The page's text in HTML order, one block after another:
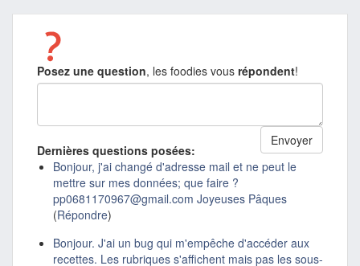
Posez une question, les foodies vous répondent!
Dernières questions posées:
Bonjour, j'ai changé d'adresse mail et ne peut le
mettre sur mes données; que faire ?
pp0681170967@gmail.com Joyeuses Pâques
(Répondre)
Bonjour. J'ai un bug qui m'empêche d'accéder aux
recettes. Les rubriques s'affichent mais pas les sous-